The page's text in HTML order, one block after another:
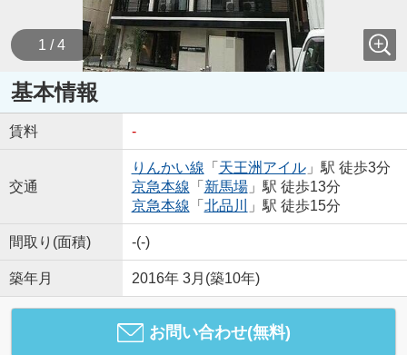
1 / 4
基本情報
賃料 -
交通
りんかい線 「 天王洲アイル」駅 徒歩3分
京急本線 「 新馬場」駅 徒歩13分
京急本線 「 北品川 」駅 徒歩15分
間取り(面積) -(-)
築年月 2016年 3月(築10年)
お問い合わせ(無料)